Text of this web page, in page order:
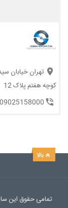
تهران خیابان
کوچه هفتم پلاک 12
09025158000